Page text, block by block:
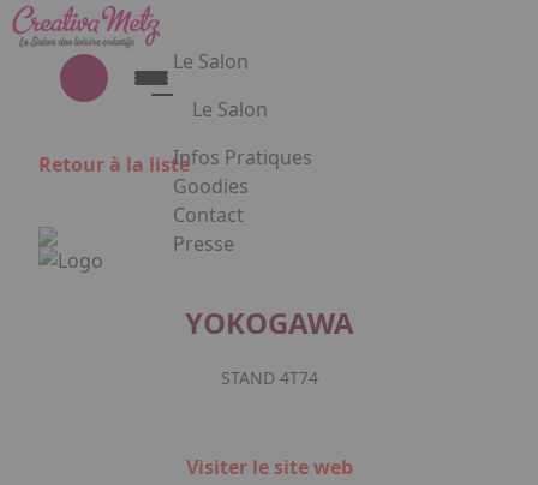
Aller au contenu principal
Le Salon
Le Salon
Découvrez le Salon Creativa
Découvrez le Salon Gourmet - Chocolat
Creativa et Gourmet Chocolat en
images
Infos Pratiques
Goodies
Contact
Presse
Retour à la liste
YOKOGAWA
STAND 4T74
Visiter le site web
Panneau de gestion des cookies